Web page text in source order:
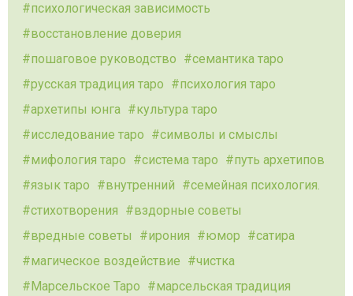
психологическая зависимость
восстановление доверия
пошаговое руководство
семантика таро
русская традиция таро
психология таро
архетипы юнга
культура таро
исследование таро
символы и смыслы
мифология таро
система таро
путь архетипов
язык таро
внутренний
семейная психология.
стихотворения
вздорные советы
вредные советы
ирония юмор
сатира
магическое воздействие
чистка
Марсельское Таро
марсельская традиция